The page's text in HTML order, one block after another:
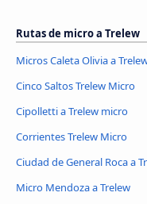
Rutas de micro a Trelew
Micros Caleta Olivia a
Cinco Saltos Trelew Micro
Cipolletti a Trelew micro
Corrientes Trelew Micro
Ciudad de General Roca a
Micro Mendoza a Trelew